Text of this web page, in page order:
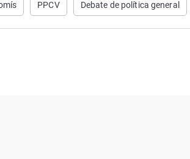
PPCV Debate de política general